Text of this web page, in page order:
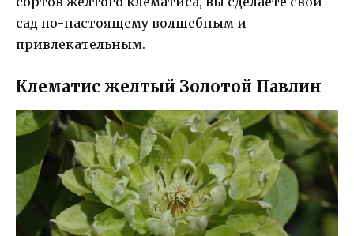
сад по-настоящему волшебным и
привлекательным.
Клематис желтый Золотой Павлин